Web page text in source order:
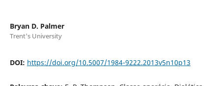
Bryan D. Palmer
Trent's University
DOI: https://doi.org/10.5007/1984-9222.2013v5n10p13